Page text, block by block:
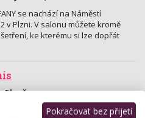
se nachází na Náměstí
v Plzni. V salonu můžete kromě
ke kterému si lze dopřát
Plzeň
poradenství, profesionální lčení
Pokračovat bez přijetí